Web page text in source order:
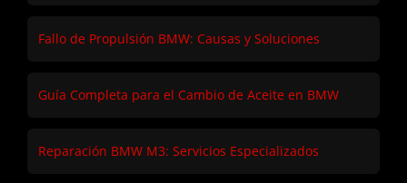
Fallo de Propulsión BMW: Causas y Soluciones
Guía Completa para el Cambio de Aceite en BMW
Reparación BMW M3: Servicios Especializados